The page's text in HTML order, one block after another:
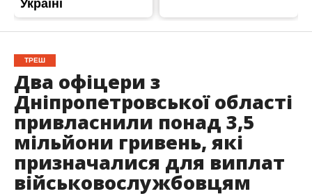
ТРЕШ
Два офіцери з
Дніпропетровської області
привласнили понад 3,5
мільйони гривень, які
призначалися для виплат
військовослужбовцям